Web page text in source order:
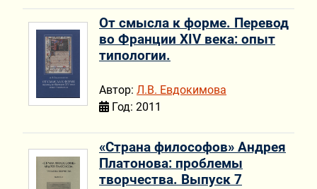
От смысла к форме. Перевод
во Франции XIV века: опыт
типологии.
Автор: Л.В. Евдокимова
Год: 2011
«Страна философов» Андрея
Платонова: проблемы
творчества. Выпуск 7